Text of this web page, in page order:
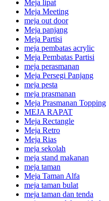
Meja lipat
Meja Meeting
meja out door
Meja panjang
Meja Partisi
meja pembatas acrylic
Meja Pembatas Partisi
meja perasmanan
Meja Persegi Panjang
meja pesta
meja prasmanan
Meja Prasmanan Topping
MEJA RAPAT
Meja Rectangle
Meja Retro
Meja Rias
meja sekolah
meja stand makanan
meja taman
Meja Taman Alfa
meja taman bulat
meja taman dan tenda